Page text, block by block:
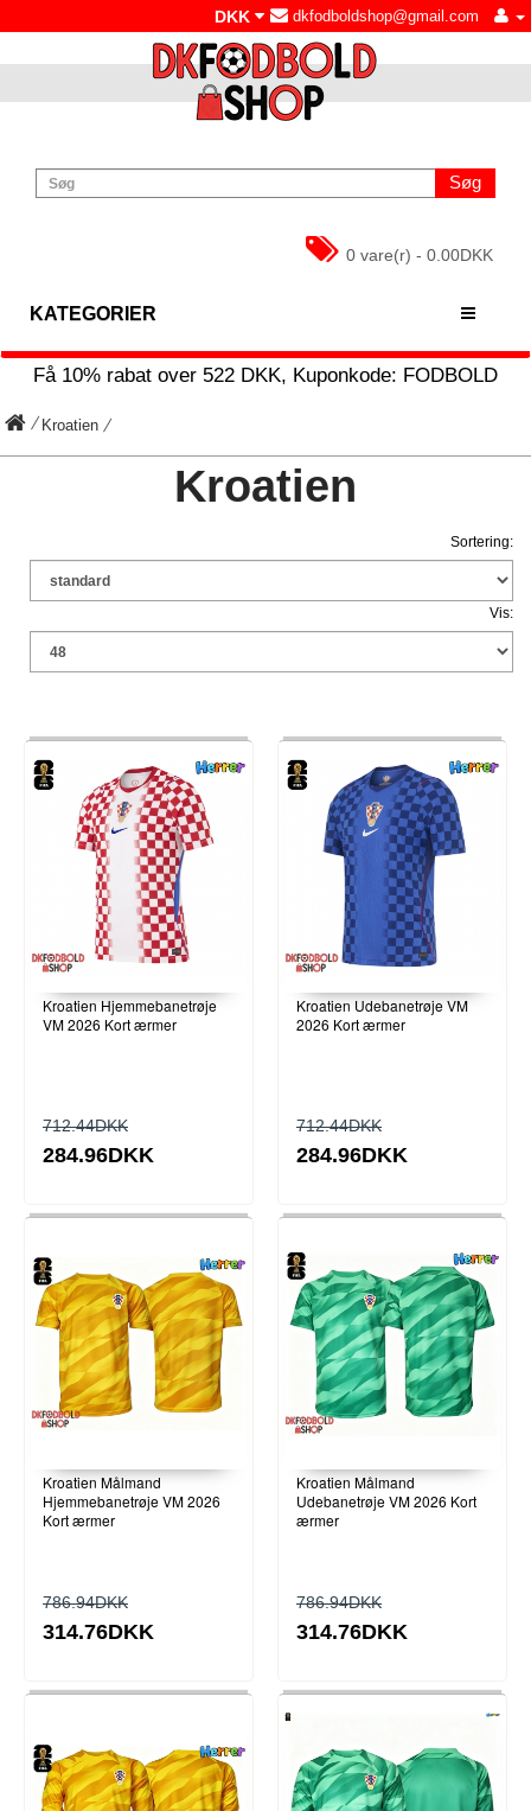
dkfodboldshop@gmail.com
DKK
Søg
0 vare(r) - 0.00DKK
KATEGORIER
Få 10% rabat over 522 DKK, Kuponkode: FODBOLD
Kroatien
Kroatien
Sortering:
Vis:
Kroatien Hjemmebanetrøje
VM 2026 Kort ærmer
712.44DKK
284.96DKK
Kroatien Udebanetrøje VM
2026 Kort ærmer
712.44DKK
284.96DKK
Kroatien Målmand
Hjemmebanetrøje VM 2026
Kort ærmer
786.94DKK
314.76DKK
Kroatien Målmand
Udebanetrøje VM 2026 Kort
ærmer
786.94DKK
314.76DKK